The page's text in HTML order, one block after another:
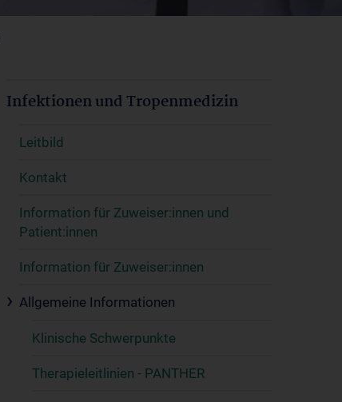
Infektionen und Tropenmedizin
Leitbild
Kontakt
Information für Zuweiser:innen und
Patient:innen
Information für Zuweiser:innen
Allgemeine Informationen
Klinische Schwerpunkte
Therapieleitlinien - PANTHER